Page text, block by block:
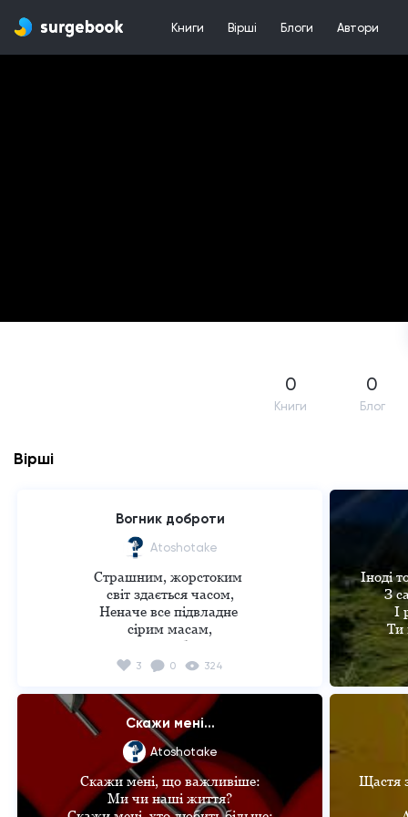
Книги Вірші Блоги Автори
0
Книги
0
Блог
Вірші
Вогник доброти
Atoshotake
Страшним, жорстоким
світ здається часом,
Неначе все підвладне
сірим масам,
Та враз побачиш
вогник доброти -
злим образам...
3 0 324
Іноді
З
І
Ти
Але
Ти
Ти
Скажи мені...
Atoshotake
Скажи мені, що важливіше:
Ми чи наші життя?
Щастя